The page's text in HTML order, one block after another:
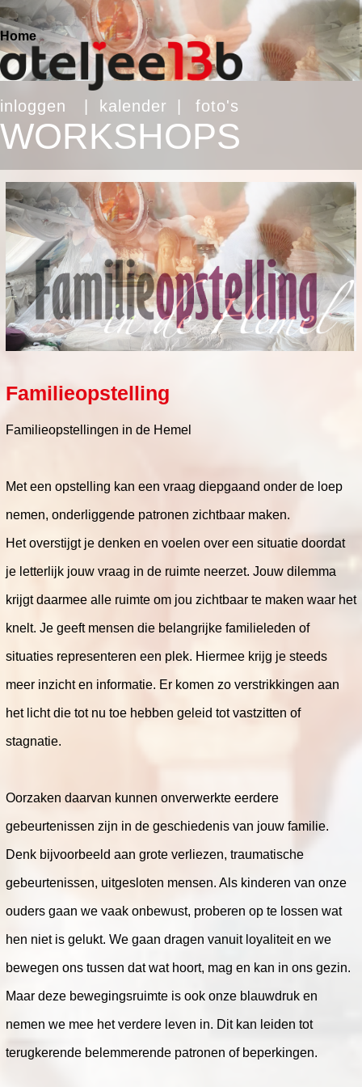
Familieopstelling
Familieopstellingen in de Hemel
Met een opstelling kan een vraag diepgaand onder de loep
nemen, onderliggende patronen zichtbaar maken.
Het overstijgt je denken en voelen over een situatie doordat
je letterlijk jouw vraag in de ruimte neerzet. Jouw dilemma
krijgt daarmee alle ruimte om jou zichtbaar te maken waar het
knelt. Je geeft mensen die belangrijke familieleden of
situaties representeren een plek. Hiermee krijg je steeds
meer inzicht en informatie. Er komen zo verstrikkingen aan
het licht die tot nu toe hebben geleid tot vastzitten of
stagnatie.
Oorzaken daarvan kunnen onverwerkte eerdere
gebeurtenissen zijn in de geschiedenis van jouw familie.
Denk bijvoorbeeld aan grote verliezen, traumatische
gebeurtenissen, uitgesloten mensen. Als kinderen van onze
ouders gaan we vaak onbewust, proberen op te lossen wat
hen niet is gelukt. We gaan dragen vanuit loyaliteit en we
bewegen ons tussen dat wat hoort, mag en kan in ons gezin.
Maar deze bewegingsruimte is ook onze blauwdruk en
nemen we mee het verdere leven in. Dit kan leiden tot
terugkerende belemmerende patronen of beperkingen.
inloggen kalender foto's
WORKSHOPS
Home